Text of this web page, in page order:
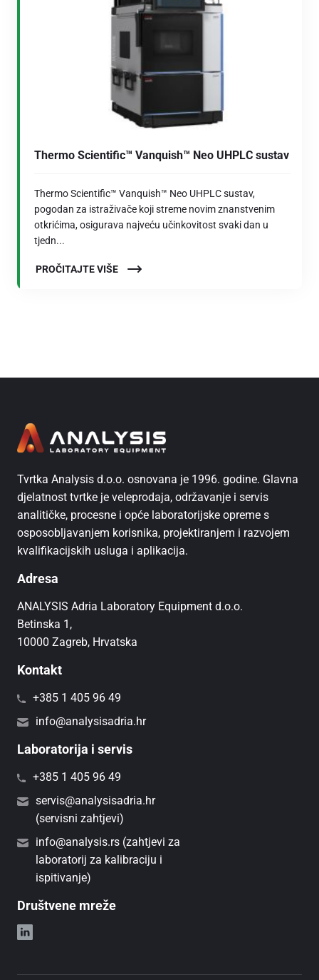
Thermo Scientific™ Vanquish™ Neo UHPLC sustav
Thermo Scientific™ Vanquish™ Neo UHPLC sustav,
pogodan za istraživače koji streme novim znanstvenim
otkrićima, osigurava najveću učinkovitost svaki dan u
tjedn...
PROČITAJTE VIŠE
Tvrtka Analysis d.o.o. osnovana je 1996. godine. Glavna
djelatnost tvrtke je veleprodaja, održavanje i servis
analitičke, procesne i opće laboratorijske opreme s
osposobljavanjem korisnika, projektiranjem i razvojem
kvalifikacijskih usluga i aplikacija.
Adresa
ANALYSIS Adria Laboratory Equipment d.o.o.
Betinska 1,
10000 Zagreb, Hrvatska
Kontakt
+385 1 405 96 49
info@analysisadria.hr
Laboratorija i servis
+385 1 405 96 49
servis@analysisadria.hr
(servisni zahtjevi)
info@analysis.rs (zahtjevi za
laboratorij za kalibraciju i
ispitivanje)
Društvene mreže